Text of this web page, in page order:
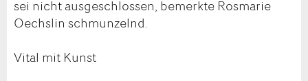
sei nicht ausgeschlossen, bemerkte Rosmarie
Oechslin schmunzelnd.
Vital mit Kunst